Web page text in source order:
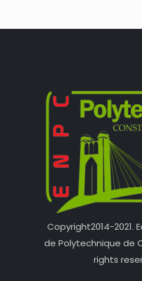
Copyright2014-2021.
de Polytechnique de
rights